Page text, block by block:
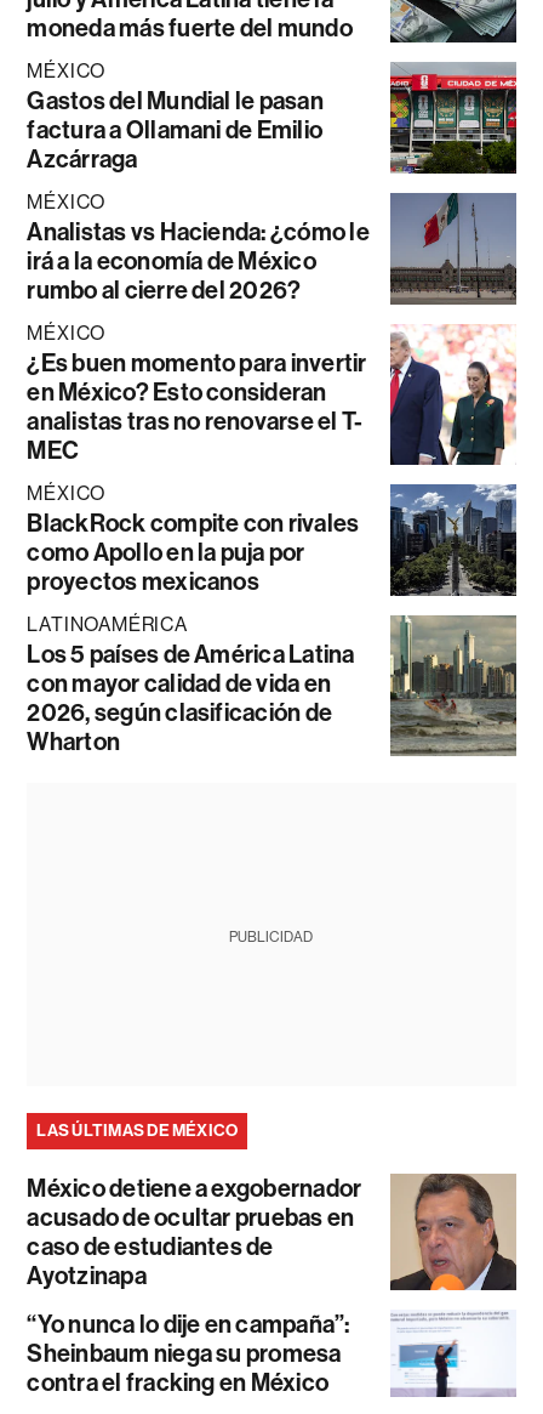
moneda más fuerte del mundo
MÉXICO
Gastos del Mundial le pasan
factura a Ollamani de Emilio
Azcárraga
MÉXICO
Analistas vs Hacienda: ¿cómo le
irá a la economía de México
rumbo al cierre del 2026?
MÉXICO
¿Es buen momento para invertir
en México? Esto consideran
analistas tras no renovarse el T-
MEC
MÉXICO
BlackRock compite con rivales
como Apollo en la puja por
proyectos mexicanos
LATINOAMÉRICA
Los 5 países de América Latina
con mayor calidad de vida en
2026, según clasificación de
Wharton
PUBLICIDAD
LAS ÚLTIMAS DE MÉXICO
México detiene a exgobernador
acusado de ocultar pruebas en
caso de estudiantes de
Ayotzinapa
“Yo nunca lo dije en campaña”:
Sheinbaum niega su promesa
contra el fracking en México